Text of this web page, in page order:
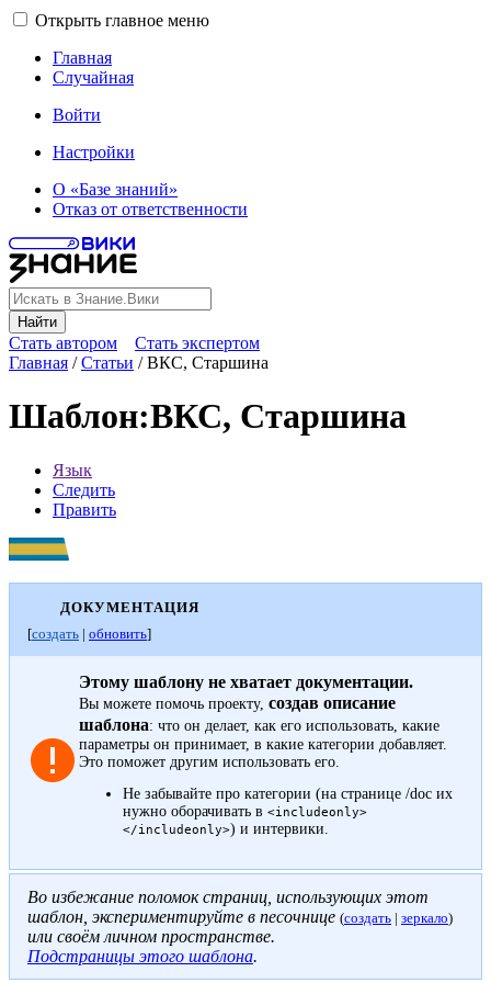
Открыть главное меню
Главная
Случайная
Войти
Настройки
О «Базе знаний»
Отказ от ответственности
Найти
Стать автором
Стать экспертом
Главная /Статьи /ВКС, Старшина
Шаблон:ВКС, Старшина
Язык
Следить
Править
ДОКУМЕНТАЦИЯ
[создать | обновить]
Этому шаблону не хватает документации.
Вы можете помочь проекту, создав описание
шаблона: что он делает, как его использовать, какие
параметры он принимает, в какие категории добавляет.
Это поможет другим использовать его.
Не забывайте про категории (на странице /doc их
нужно оборачивать в <includeonly>
</includeonly>) и интервики.
Во избежание поломок страниц, использующих этот
шаблон, экспериментируйте в песочнице (создать | зеркало)
или своём личном пространстве.
Подстраницы этого шаблона.